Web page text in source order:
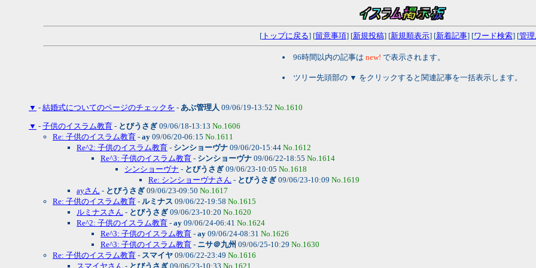
[トップに戻る] [留意事項] [新規投稿] [新規順表示] [新着記事] [ワード検索] [管理
96時間以内の記事は new! で表示されます。
ツリー先頭部の ▼ をクリックすると関連記事を一括表示します。
▼ - 結婚式についてのページのチェックを - あぶ管理人 09/06/19-13:52 No.1610
▼ - 子供のイスラム教育 - とびうさぎ 09/06/18-13:13 No.1606
Re: 子供のイスラム教育 - ay 09/06/20-06:15 No.1611
Re^2: 子供のイスラム教育 - シンショーヴナ 09/06/20-15:44 No.1612
Re^3: 子供のイスラム教育 - シンショーヴナ 09/06/22-18:55 No.1614
シンショーヴナ - とびうさぎ 09/06/23-10:05 No.1618
Re: シンショーヴナさん - とびうさぎ 09/06/23-10:09 No.1619
ayさん - とびうさぎ 09/06/23-09:50 No.1617
Re: 子供のイスラム教育 - ルミナス 09/06/22-19:58 No.1615
ルミナスさん - とびうさぎ 09/06/23-10:20 No.1620
Re^2: 子供のイスラム教育 - ay 09/06/24-06:41 No.1624
Re^3: 子供のイスラム教育 - ay 09/06/24-08:31 No.1626
Re^3: 子供のイスラム教育 - ニサ＠九州 09/06/25-10:29 No.1630
Re: 子供のイスラム教育 - スマイヤ 09/06/22-23:49 No.1616
スマイヤさん - とびうさぎ 09/06/23-10:33 No.1621